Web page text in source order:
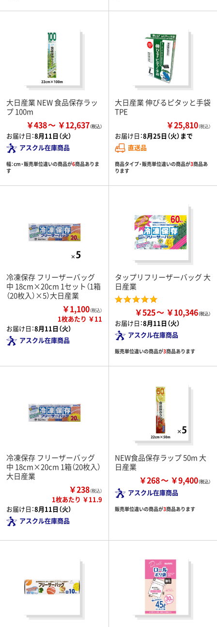
大日産業 NEW 食品保存ラッ
プ 100m
￥438 ￥12,637
お届け日：8月11日（火）
アスクル在庫商品
幅：cm・販売単位違いの商品が6商品ありま
す
大日産業 伸びるピタッと手袋
TPE
￥25,810（税込）
お届け日：8月25日（火）まで
直送品
商品タイプ・販売単位違いの商品が3商品あ
ります
冷凍保存 フリーザーバッグ
中 18cm×20cm 1セット（1箱
（20枚入）×5）大日産業
￥1,100（税込）
1枚あたり ￥11
お届け日：8月11日（火）
アスクル在庫商品
タップリフリーザーバッグ 大
日産業
￥525 ￥10,346
お届け日：8月11日（火）
アスクル在庫商品
販売単位違いの商品が3商品あります
冷凍保存 フリーザーバッグ
中 18cm×20cm 1箱（20枚入）
大日産業
￥238（税込）
1枚あたり ￥11.9
お届け日：8月11日（火）
アスクル在庫商品
NEW食品保存ラップ 50m 大
日産業
￥268 ￥9,400
アスクル在庫商品
販売単位違いの商品が3商品あります